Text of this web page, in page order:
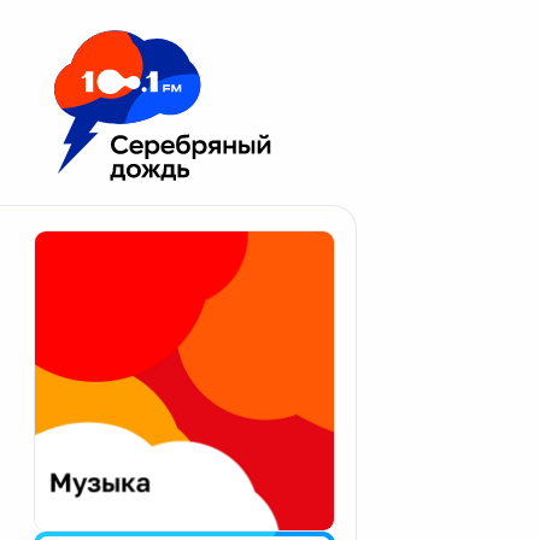
Москва 100.1 FM
Апатиты
Екатеринбург
Калининград
Калуга